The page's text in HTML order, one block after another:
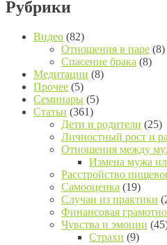
Рубрики
Видео (82)
Отношения в паре (8)
Спасение брака (8)
Медитации (8)
Прочее (5)
Семинары (5)
Статьи (361)
Дети и родители (25)
Личностный рост и
Отношения между
Измена мужа
Расстройство
Самооценка (19)
Случаи из практики
Финансовая
Чувства и эмоции
Страхи (9)